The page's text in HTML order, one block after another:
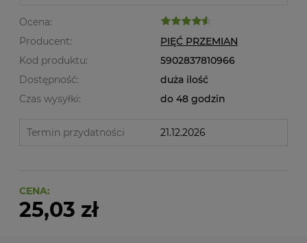
Ocena:
Producent:
PIĘĆ PRZEMIAN
Kod produktu:
5902837810966
Dostępność:
duża ilość
Czas wysyłki:
do 48 godzin
Termin przydatności 21.12.2026
CENA:
25,03 zł